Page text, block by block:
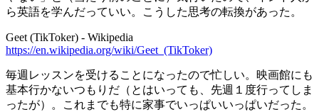
ら英語を学んだっていい。こうした思考の転換があった。
Geet (TikToker) - Wikipedia
https://en.wikipedia.org/wiki/Geet_(TikToker)
毎週レッスンを受けることになったので忙しい。映画館にも
基本行かないつもりだ（とはいっても、先週１度行ってしま
ったが）。これまでも特に家事でいっぱいいっぱいだった。